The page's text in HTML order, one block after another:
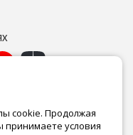
cookie. Продолжая
принимаете условия